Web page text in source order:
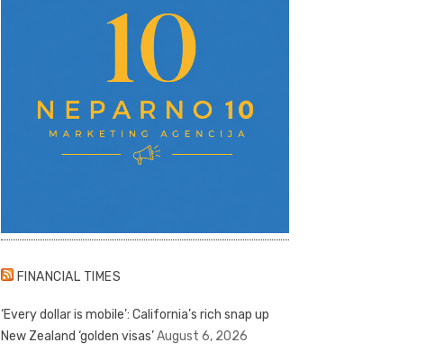
FINANCIAL TIMES
‘Every dollar is mobile’: California’s rich snap up
New Zealand ‘golden visas’August 6, 2026